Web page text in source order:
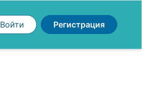
Войти Регистрация